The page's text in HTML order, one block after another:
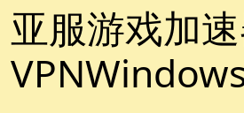
亚服游戏加